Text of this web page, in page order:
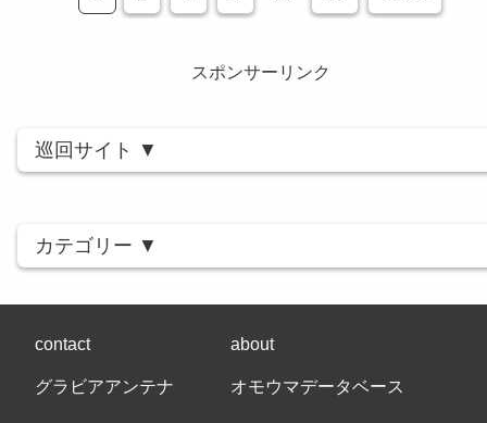
スポンサーリンク
巡回サイト
カテゴリー
contact about
グラビアアンテナ オモウマデータベース